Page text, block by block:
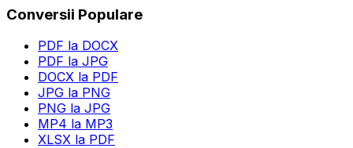
Conversii Populare
PDF la DOCX
PDF la JPG
DOCX la PDF
JPG la PNG
PNG la JPG
MP4 la MP3
XLSX la PDF